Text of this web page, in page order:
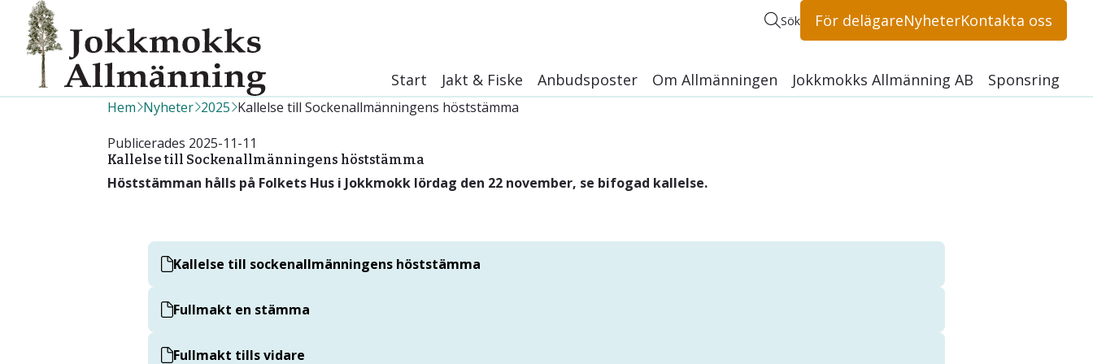
Sök För delägareNyheterKontakta oss
Start Jakt & Fiske
Information till jaktledare
PM för jaktåret 2026
Fiske
Anbudsposter Om Allmänningen
Integritetspolicy
Jokkmokks Allmänning AB Sponsring
Hem Nyheter 2025 Kallelse till Sockenallmänningens höststämma
Kallelse till Sockenallmänningens höststämma
Publicerades 2025-11-11
Höststämman hålls på Folkets Hus i Jokkmokk lördag den 22 november, se bifogad kallelse.
Kallelse till sockenallmänningens höststämma
Fullmakt en stämma
Fullmakt tills vidare